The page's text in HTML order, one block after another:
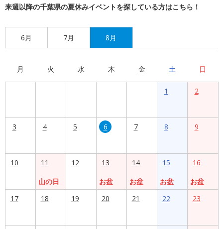
来週以降の千葉県の夏休みイベントを探している方はこちら！
6月 7月 8月
月 火 水 木 金 土 日
1 2
3 4 5 6 7 8 9
10
11
山の日
12
13
お盆
14
お盆
15
お盆
16
お盆
17
18 19 20 21 22 23